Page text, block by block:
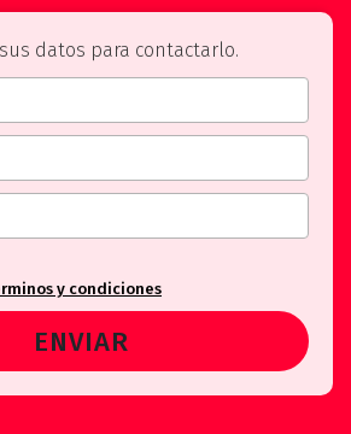
datos para contactarlo.
y condiciones